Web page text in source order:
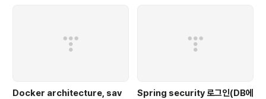
Docker architecture, sav
Spring security 로그인(DB에